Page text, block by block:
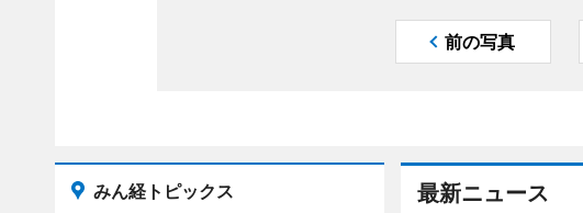
前の写真
最新ニュース
みん経トピックス